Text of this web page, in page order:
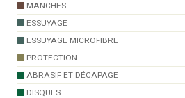
MANCHES
ESSUYAGE
ESSUYAGE MICROFIBRE
PROTECTION
ABRASIF ET DÉCAPAGE
DISQUES